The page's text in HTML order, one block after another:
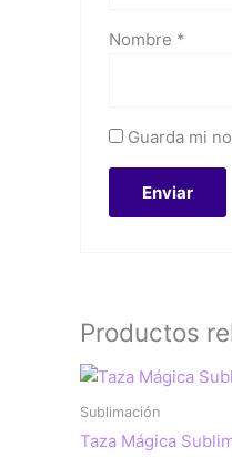
Nombre *
Guarda mi
Productos
Sublimación
Taza Mágica